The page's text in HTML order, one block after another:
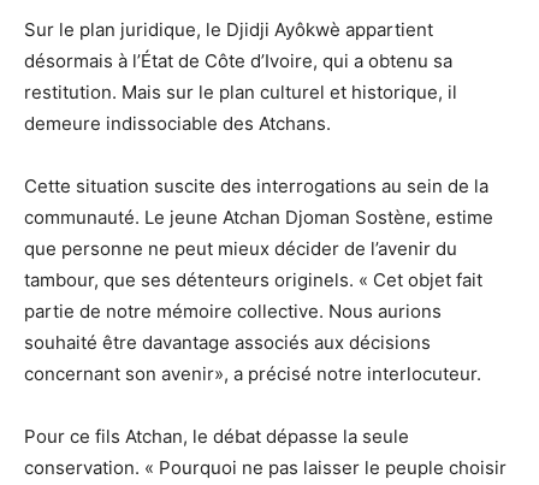
Sur le plan juridique, le Djidji Ayôkwè appartient
désormais à l’État de Côte d’Ivoire, qui a obtenu sa
restitution. Mais sur le plan culturel et historique, il
demeure indissociable des Atchans.
Cette situation suscite des interrogations au sein de la
communauté. Le jeune Atchan Djoman Sostène, estime
que personne ne peut mieux décider de l’avenir du
tambour, que ses détenteurs originels. « Cet objet fait
partie de notre mémoire collective. Nous aurions
souhaité être davantage associés aux décisions
concernant son avenir», a précisé notre interlocuteur.
Pour ce fils Atchan, le débat dépasse la seule
conservation. « Pourquoi ne pas laisser le peuple choisir